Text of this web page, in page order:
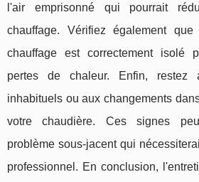
l'air emprisonné qui pourrait
chauffage. Vérifiez également
chauffage est correctement isolé
pertes de chaleur. Enfin, restez
inhabituels ou aux changements
votre chaudière. Ces signes
problème sous-jacent qui
professionnel. En conclusion,